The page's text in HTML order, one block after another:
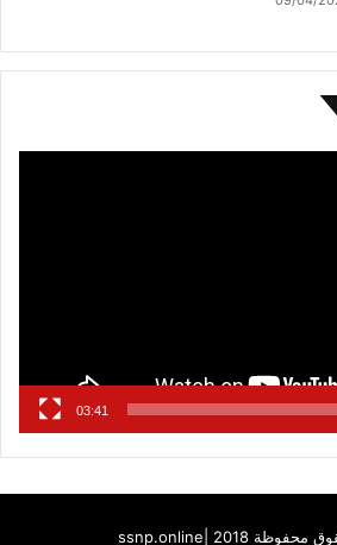
03:41
محفوظة 2018 | ssnp.online